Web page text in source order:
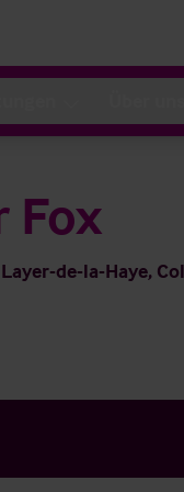
Fox
de-la-Haye,